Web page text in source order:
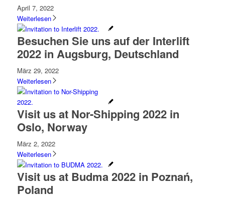
April 7, 2022
Weiterlesen
Besuchen Sie uns auf der Interlift
2022 in Augsburg, Deutschland
März 29, 2022
Weiterlesen
Visit us at Nor-Shipping 2022 in
Oslo, Norway
März 2, 2022
Weiterlesen
Visit us at Budma 2022 in Poznań,
Poland